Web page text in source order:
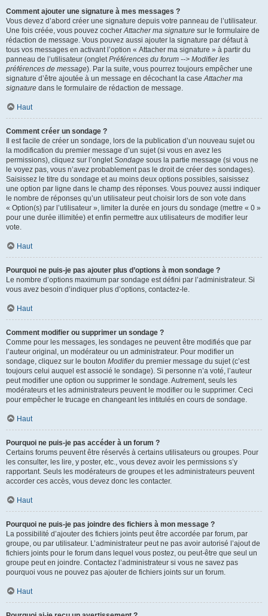
Comment ajouter une signature à mes messages ?
Vous devez d’abord créer une signature depuis votre panneau de l’utilisateur.
Une fois créée, vous pouvez cocherAttacher ma signature sur le formulaire de
rédaction de message. Vous pouvez aussi ajouter la signature par défaut à
tous vos messages en activant l’option « Attacher ma signature » à partir du
panneau de l’utilisateur (ongletPréférences du forum --> Modifier les
préférences de message). Par la suite, vous pourrez toujours empêcher une
signature d’être ajoutée à un message en décochant la caseAttacher ma
signature dans le formulaire de rédaction de message.
Haut
Comment créer un sondage ?
Il est facile de créer un sondage, lors de la publication d’un nouveau sujet ou
la modification du premier message d’un sujet (si vous en avez les
permissions), cliquez sur l’ongletSondage sous la partie message (si vous ne
le voyez pas, vous n’avez probablement pas le droit de créer des sondages).
Saisissez le titre du sondage et au moins deux options possibles, saisissez
une option par ligne dans le champ des réponses. Vous pouvez aussi indiquer
le nombre de réponses qu’un utilisateur peut choisir lors de son vote dans
« Option(s) par l’utilisateur », limiter la durée en jours du sondage (mettre « 0 »
pour une durée illimitée) et enfin permettre aux utilisateurs de modifier leur
vote.
Haut
Pourquoi ne puis-je pas ajouter plus d’options à mon sondage ?
Le nombre d’options maximum par sondage est défini par l’administrateur. Si
vous avez besoin d’indiquer plus d’options, contactez-le.
Haut
Comment modifier ou supprimer un sondage ?
Comme pour les messages, les sondages ne peuvent être modifiés que par
l’auteur original, un modérateur ou un administrateur. Pour modifier un
sondage, cliquez sur le bouton Modifierdu premier message du sujet (c’est
toujours celui auquel est associé le sondage). Si personne n’a voté, l’auteur
peut modifier une option ou supprimer le sondage. Autrement, seuls les
modérateurs et les administrateurs peuvent le modifier ou le supprimer. Ceci
pour empêcher le trucage en changeant les intitulés en cours de sondage.
Haut
Pourquoi ne puis-je pas accéder à un forum ?
Certains forums peuvent être réservés à certains utilisateurs ou groupes. Pour
les consulter, les lire, y poster, etc., vous devez avoir les permissions s’y
rapportant. Seuls les modérateurs de groupes et les administrateurs peuvent
accorder ces accès, vous devez donc les contacter.
Haut
Pourquoi ne puis-je pas joindre des fichiers à mon message ?
La possibilité d’ajouter des fichiers joints peut être accordée par forum, par
groupe, ou par utilisateur. L’administrateur peut ne pas avoir autorisé l’ajout de
fichiers joints pour le forum dans lequel vous postez, ou peut-être que seul un
groupe peut en joindre. Contactez l’administrateur si vous ne savez pas
pourquoi vous ne pouvez pas ajouter de fichiers joints sur un forum.
Haut